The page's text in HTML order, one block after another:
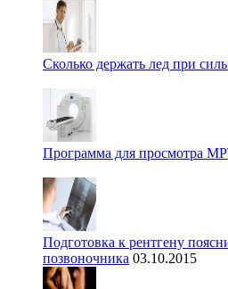
Сколько держать лед при
Программа для просмотра
Подготовка к рентгену
позвоночника 03.10.2015